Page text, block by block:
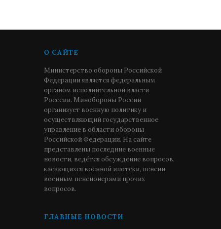
О САЙТЕ
Министерство обороны Российской
Федерации является федеральным
органом исполнительной власти
Росссии. Минобороны России
организует военную политику и
осуществляющий государственное
управление в области обороны
Российской Федерации. На сайте
представлены последние военные
новости, ведётся обсуждение вопросов,
касающихся военной ипотеки, пенсии
военным пенсионерами прочих
вопросов.
ГЛАВНЫЕ НОВОСТИ